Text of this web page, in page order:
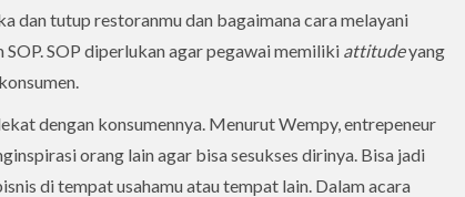
dan tutup restoranmu dan bagaimana cara melayani
SOP diperlukan agar pegawai memiliki attitudeyang
dengan konsumennya. Menurut Wempy, entrepeneur
orang lain agar bisa sesukses dirinya. Bisa jadi
di tempat usahamu atau tempat lain. Dalam acara